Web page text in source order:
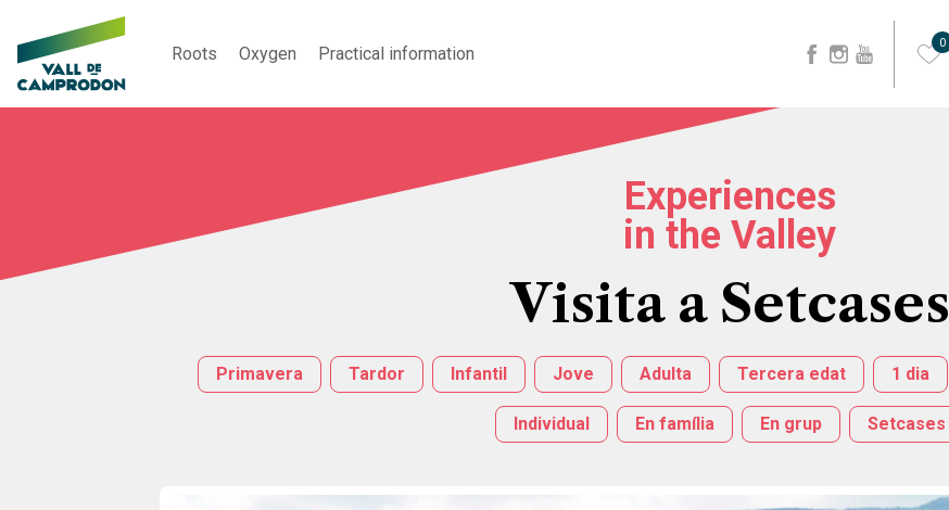
Roots Oxygen Practical information
0
Experiences
in the Valley
Visita a Setcases
Primavera Tardor Infantil Jove Adulta Tercera edat 1 dia
Individual En família En grup Setcases